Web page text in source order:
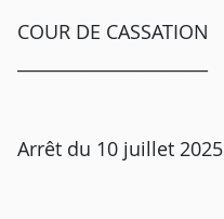
COUR DE CASSATION
Arrêt du 10 juillet 2025